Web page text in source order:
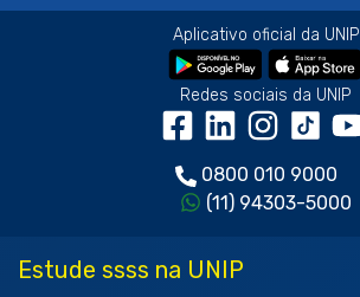
Aplicativo oficial da UNIP
Redes sociais da UNIP
0800 010 9000
(11) 94303-5000
Estude ssss na UNIP